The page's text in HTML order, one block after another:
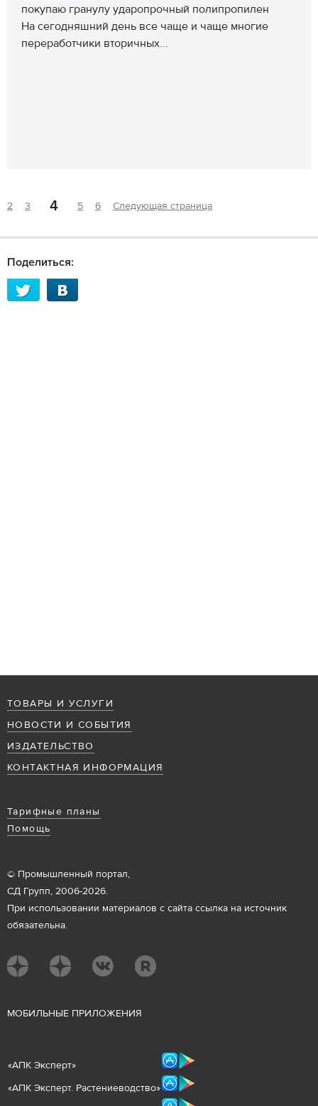
покупаю гранулу ударопрочный полипропилен
На сегодняшний день все чаще и чаще многие
переработчики вторичных...
2 3 4 5 6 Следующая страница
Поделиться:
ТОВАРЫ И УСЛУГИ
НОВОСТИ И СОБЫТИЯ
ИЗДАТЕЛЬСТВО
КОНТАКТНАЯ ИНФОРМАЦИЯ
Тарифные планы
Помощь
© Промышленный портал,
СД Групп, 2006-2026.
При использовании материалов с сайта ссылка на источник
обязательна.
МОБИЛЬНЫЕ ПРИЛОЖЕНИЯ
«АПК Эксперт»
«АПК Эксперт. Растениеводство»